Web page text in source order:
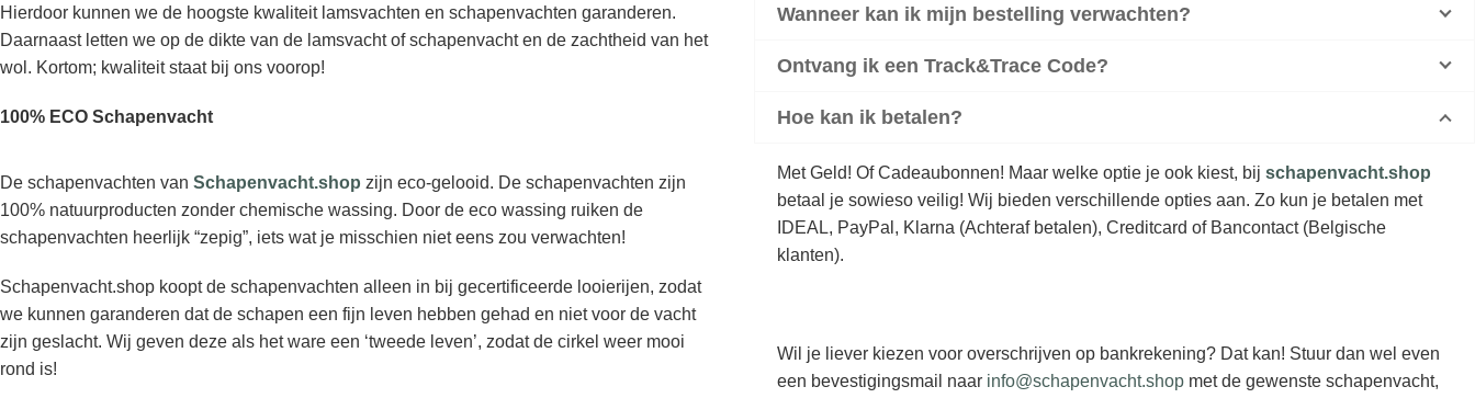
Hierdoor kunnen we de hoogste kwaliteit lamsvachten en schapenvachten garanderen.
Daarnaast letten we op de dikte van de lamsvacht of schapenvacht en de zachtheid van het
wol. Kortom; kwaliteit staat bij ons voorop!
100% ECO Schapenvacht
De schapenvachten van Schapenvacht.shop zijn eco-gelooid. De schapenvachten zijn
100% natuurproducten zonder chemische wassing. Door de eco wassing ruiken de
schapenvachten heerlijk “zepig”, iets wat je misschien niet eens zou verwachten!
Schapenvacht.shop koopt de schapenvachten alleen in bij gecertificeerde looierijen, zodat
we kunnen garanderen dat de schapen een fijn leven hebben gehad en niet voor de vacht
zijn geslacht. Wij geven deze als het ware een ‘tweede leven’, zodat de cirkel weer mooi
rond is!
Wanneer kan ik mijn bestelling verwachten?
Ontvang ik een Track&Trace Code?
Hoe kan ik betalen?
Met Geld! Of Cadeaubonnen! Maar welke optie je ook kiest, bij schapenvacht.shop
betaal je sowieso veilig! Wij bieden verschillende opties aan. Zo kun je betalen met
IDEAL, PayPal, Klarna (Achteraf betalen), Creditcard of Bancontact (Belgische
klanten).
Wil je liever kiezen voor overschrijven op bankrekening? Dat kan! Stuur dan wel even
een bevestigingsmail naar info@schapenvacht.shop met de gewenste schapenvacht,